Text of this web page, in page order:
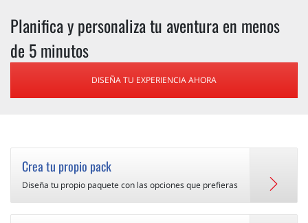
Planifica y personaliza tu aventura en menos
de 5 minutos
DISEÑA TU EXPERIENCIA AHORA
Crea tu propio pack
Diseña tu propio paquete con las opciones que prefieras